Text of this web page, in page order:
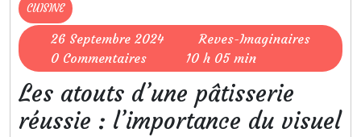
CUISINE
26 Septembre 2024
Septembre
2024
Reves-ImaginairesReves-
0 Commentaires 10 h 05 min
Les atouts d’une pâtisserie
réussie : l’importance du visuel